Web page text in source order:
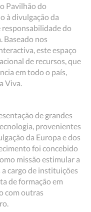
Pavilhão do
à divulgação da
responsabilidade do
Baseado nos
este espaço
de recursos, que
em todo o país,
Viva.
de grandes
provenientes
da Europa e dos
foi concebido
missão estimular a
cargo de instituições
de formação em
com outras